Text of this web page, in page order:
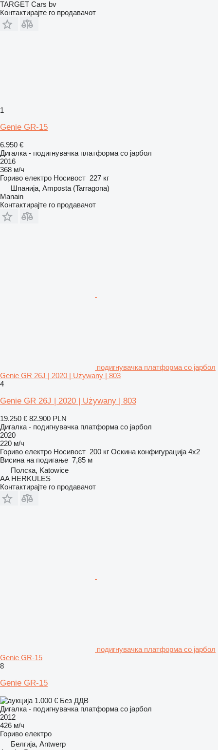
TARGET Cars bv
Контактирајте го продавачот
1
Genie GR-15
6.950 €
Дигалка - подигнувачка платформа со јарбол
2016
368 м/ч
Гориво електро Носивост 227 кг
Шпанија, Amposta (Tarragona)
Manain
Контактирајте го продавачот
подигнувачка платформа со јарбол
Genie GR 26J | 2020 | Używany | 803
4
Genie GR 26J | 2020 | Używany | 803
19.250 € 82.900 PLN
Дигалка - подигнувачка платформа со јарбол
2020
220 м/ч
Гориво електро Носивост 200 кг Оскина конфигурација 4x2
Висина на подигање 7,85 м
Полска, Katowice
AA HERKULES
Контактирајте го продавачот
подигнувачка платформа со јарбол
Genie GR-15
8
Genie GR-15
1.000 € Без ДДВ
Дигалка - подигнувачка платформа со јарбол
2012
426 м/ч
Гориво електро
Белгија, Antwerp